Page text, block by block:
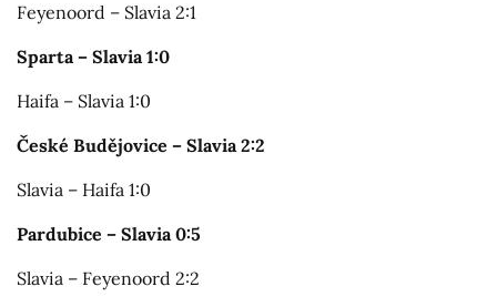
Feyenoord – Slavia 2:1
Sparta – Slavia 1:0
Haifa – Slavia 1:0
České Budějovice – Slavia 2:2
Slavia – Haifa 1:0
Pardubice – Slavia 0:5
Slavia – Feyenoord 2:2